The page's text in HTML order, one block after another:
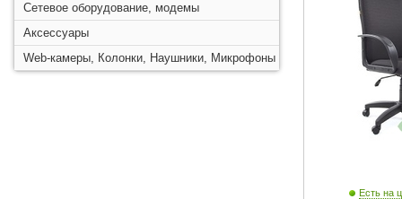
Сетевое оборудование, модемы
Аксессуары
Web-камеры, Колонки, Наушники, Микрофоны
Есть на